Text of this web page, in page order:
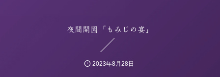
夜間開園「もみじの宴」
2023年8月28日